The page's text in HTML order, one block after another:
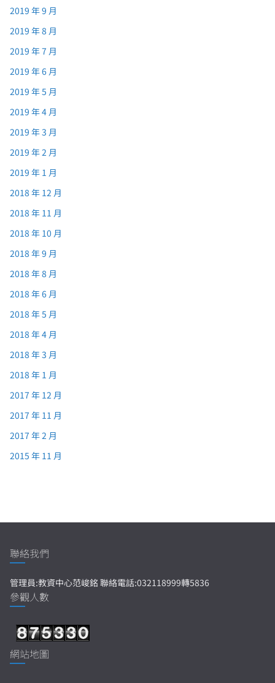
2019 年 9 月
2019 年 8 月
2019 年 7 月
2019 年 6 月
2019 年 5 月
2019 年 4 月
2019 年 3 月
2019 年 2 月
2019 年 1 月
2018 年 12 月
2018 年 11 月
2018 年 10 月
2018 年 9 月
2018 年 8 月
2018 年 6 月
2018 年 5 月
2018 年 4 月
2018 年 3 月
2018 年 1 月
2017 年 12 月
2017 年 11 月
2017 年 2 月
2015 年 11 月
聯絡我們
管理員:教資中心范峻銘 聯絡電話:032118999轉5836
參觀人數
網站地圖